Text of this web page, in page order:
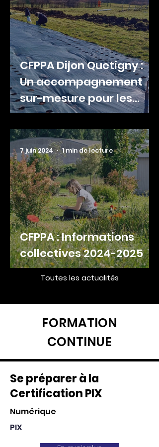
CFPPA Dijon Quetigny :
Un accompagnement
sur-mesure pour les
entreprises
CFPPA : Informations
collectives 2024-2025
7 juin 2024 1 min de lecture
Toutes les actualités
FORMATION
CONTINUE
Se préparer à la
Certification PIX
Numérique
PIX